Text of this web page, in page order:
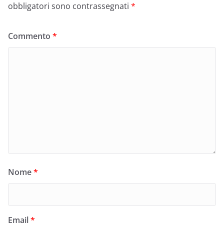
obbligatori sono contrassegnati *
Commento *
Nome*
Email*